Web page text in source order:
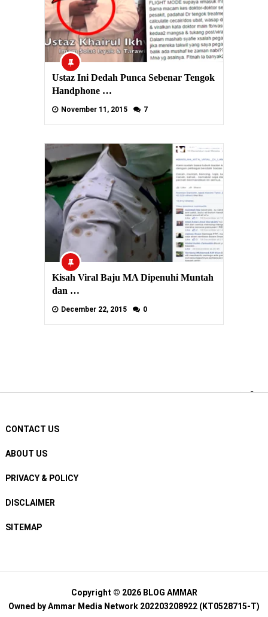
Ustaz Ini Dedah Punca Sebenar Tengok
Handphone …
November 11, 2015 7
Kisah Viral Baju MA Dipenuhi Muntah
dan …
December 22, 2015 0
CONTACT US
ABOUT US
PRIVACY & POLICY
DISCLAIMER
SITEMAP
Copyright © 2026 BLOG AMMAR
Owned byAmmar Media Network 202203208922 (KT0528715-T)